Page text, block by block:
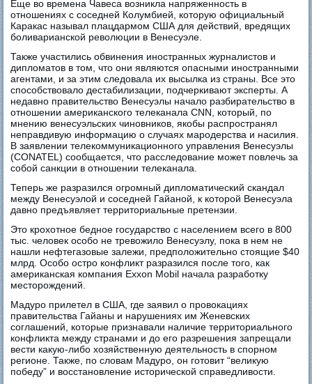
Еще во времена Чавеса возникла напряженность в
отношениях с соседней Колумбией, которую официальный
Каракас называл плацдармом США для действий, вредящих
боливарианской революции в Венесуэле.
Также участились обвинения иностранных журналистов и
дипломатов в том, что они являются опасными иностранными
агентами, и за этим следовала их высылка из страны. Все это
способствовало дестабилизации, подчеркивают эксперты. А
недавно правительство Венесуэлы начало разбирательство в
отношении американского телеканала CNN, который, по
мнению венесуэльских чиновников, якобы распространял
неправдивую информацию о случаях мародерства и насилия.
В заявлении телекоммуникационного управления Венесуэлы
(CONATEL) сообщается, что расследование может повлечь за
собой санкции в отношении телеканала.
Теперь же разразился огромный дипломатический скандал
между Венесуэлой и соседней Гайаной, к которой Венесуэла
давно предъявляет территориальные претензии.
Это крохотное бедное государство с населением всего в 800
тыс. человек особо не тревожило Венесуэлу, пока в нем не
нашли нефтегазовые залежи, предположительно стоящие $40
млрд. Особо остро конфликт разразился после того, как
американская компания Exxon Mobil начала разработку
месторождений.
Мадуро прилетел в США, где заявил о провокациях
правительства Гайаны и нарушениях им Женевских
соглашений, которые признавали наличие территориального
конфликта между странами и до его разрешения запрещали
вести какую‑либо хозяйственную деятельность в спорном
регионе. Также, по словам Мадуро, он готовит “великую
победу” и восстановление исторической справедливости.